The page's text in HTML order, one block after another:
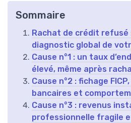
Sommaire
Rachat de crédit refusé
diagnostic global de
Cause n°1 : un taux
élevé, même après
Cause n°2 : fichage
bancaires et
Cause n°3 : revenus
professionnelle fragile